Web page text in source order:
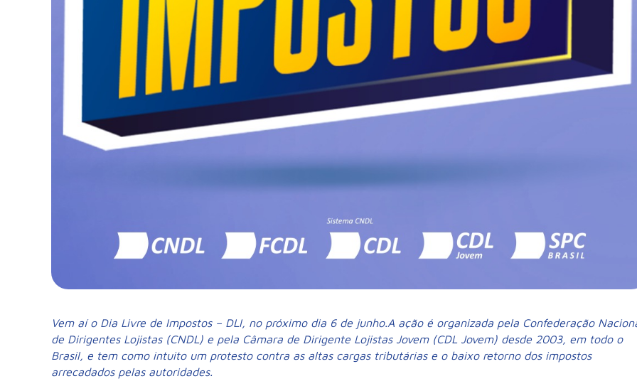
Vem aí o Dia Livre de Impostos – DLI, no próximo dia 6 de junho.A ação é organizada pela Confederação
de Dirigentes Lojistas (CNDL) e pela Câmara de Dirigente Lojistas Jovem (CDL Jovem) desde 2003, em todo o
Brasil, e tem como intuito um protesto contra as altas cargas tributárias e o baixo retorno dos impostos
arrecadados pelas autoridades.